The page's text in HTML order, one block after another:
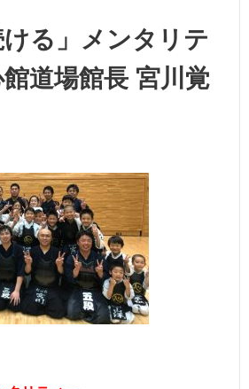
ける」メンタリテ
道場館長 宮川覚